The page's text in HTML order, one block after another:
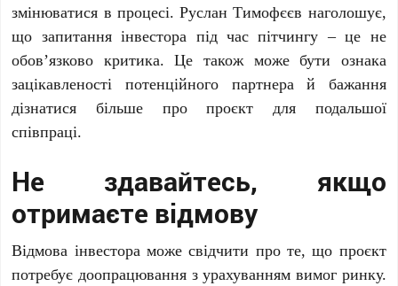
змінюватися в процесі. Руслан Тимофєєв наголошує,
що запитання інвестора під час пітчингу – це не
обов’язково критика. Це також може бути ознака
зацікавленості потенційного партнера й бажання
дізнатися більше про проєкт для подальшої
співпраці.
Не здавайтесь, якщо
отримаєте відмову
Відмова інвестора може свідчити про те, що проєкт
потребує доопрацювання з урахуванням вимог ринку.